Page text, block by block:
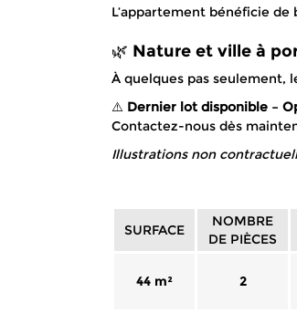
L’appartement bénéficie
🌿 Nature et ville à
À quelques pas seulement,
⚠️ Dernier lot disponible –
Contactez-nous dès
Illustrations non
SURFACE
NOMBRE
DE PIÈCES
44 m² 2